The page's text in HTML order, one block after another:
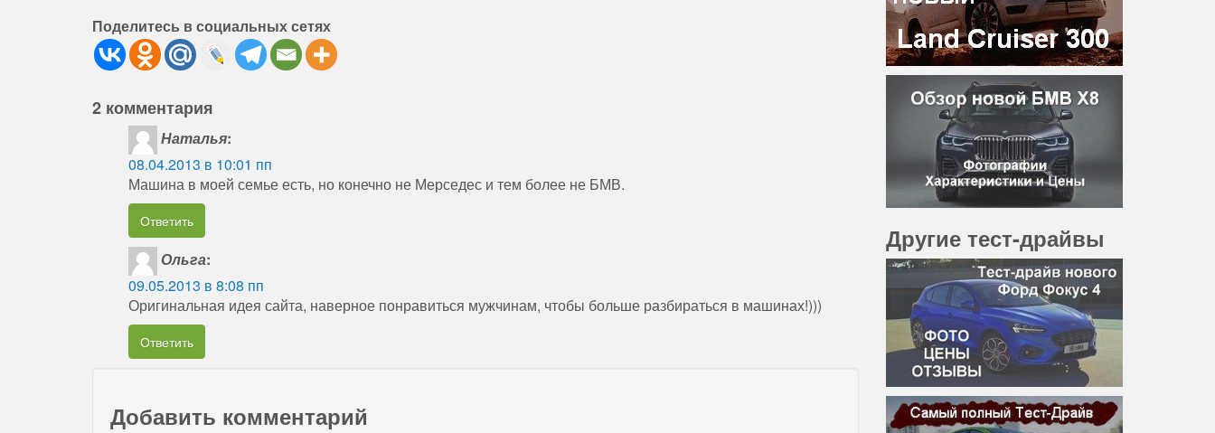
Поделитесь в социальных сетях
2 комментария
Наталья:
08.04.2013 в 10:01 пп
Машина в моей семье есть, но конечно не Мерседес и тем более не БМВ.
Ответить
Ольга:
09.05.2013 в 8:08 пп
Оригинальная идея сайта, наверное понравиться мужчинам, чтобы больше разбираться в машинах!)))
Ответить
Добавить комментарий
Другие тест-драйвы